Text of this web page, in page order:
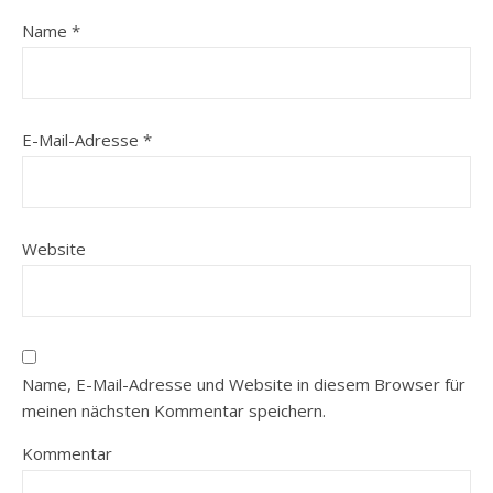
Name *
E-Mail-Adresse *
Website
Name, E-Mail-Adresse und Website in diesem Browser für
meinen nächsten Kommentar speichern.
Kommentar